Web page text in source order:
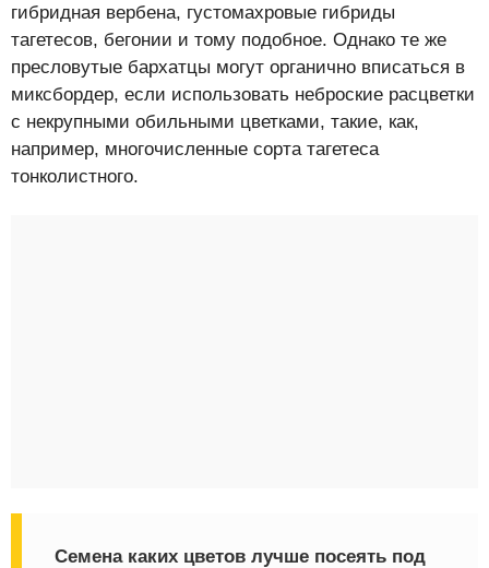
гибридная вербена, густомахровые гибриды
тагетесов, бегонии и тому подобное. Однако те же
пресловутые бархатцы могут органично вписаться в
миксбордер, если использовать неброские расцветки
с некрупными обильными цветками, такие, как,
например, многочисленные сорта тагетеса
тонколистного.
Семена каких цветов лучше посеять под